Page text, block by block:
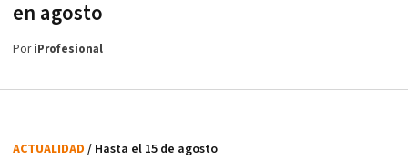
en agosto
PoriProfesional
ACTUALIDAD / Hasta el 15 de agosto